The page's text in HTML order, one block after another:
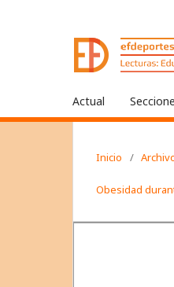
Actual
Inicio /
Obesidad